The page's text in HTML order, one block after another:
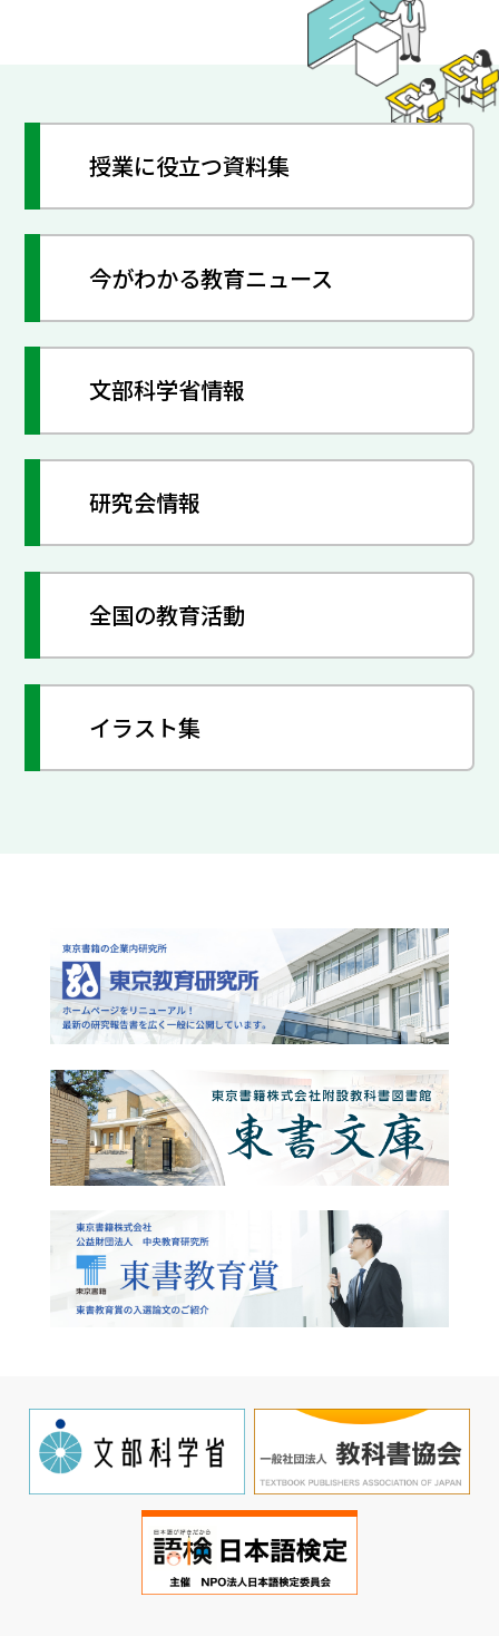
授業に役立つ資料集
今がわかる教育ニュース
文部科学省情報
研究会情報
全国の教育活動
イラスト集